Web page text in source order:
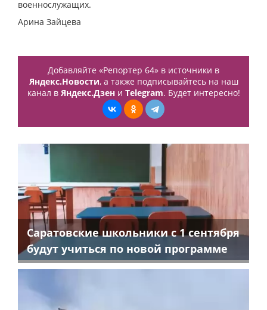
военнослужащих.
Арина Зайцева
Добавляйте «Репортер 64» в источники в
Яндекс.Новости, а также подписывайтесь на наш
канал в Яндекс.Дзени Telegram. Будет интересно!
Саратовские школьники с 1 сентября
будут учиться по новой программе